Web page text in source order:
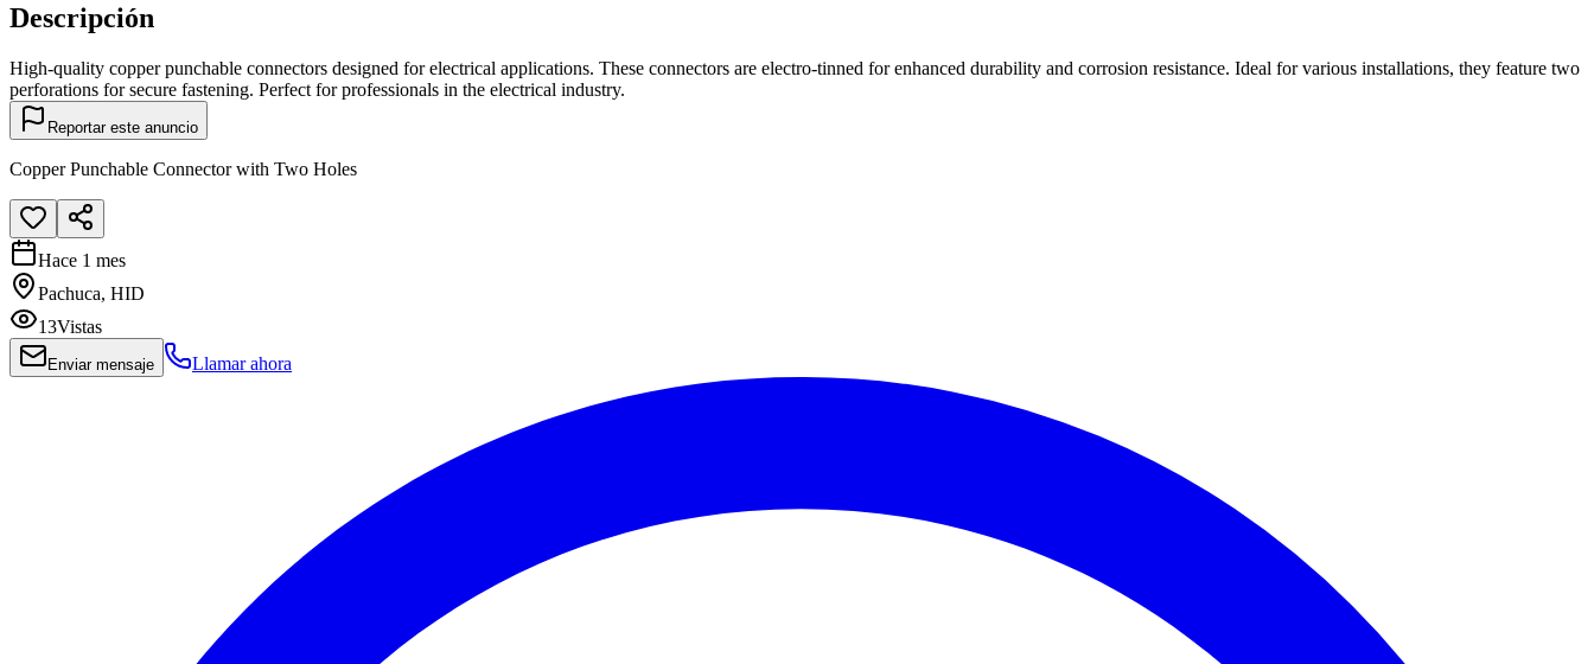
Descripción
High-quality copper punchable connectors designed for electrical applications. These connectors are electro-tinned for enhanced durability and corrosion resistance. Ideal for various installations, they feature two
perforations for secure fastening. Perfect for professionals in the electrical industry.
Reportar este anuncio
Copper Punchable Connector with Two Holes
Hace 1 mes
Pachuca, HID
13Vistas
Enviar mensaje Llamar ahora